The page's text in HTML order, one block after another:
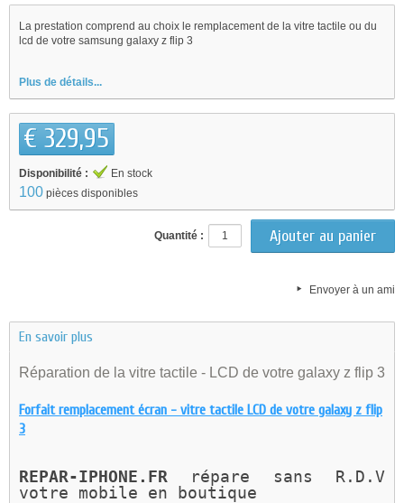
La prestation comprend au choix le remplacement de la vitre tactile ou du
lcd de votre samsung galaxy z flip 3
Plus de détails...
€ 329,95
Disponibilité : En stock
100 pièces disponibles
Quantité :
Envoyer à un ami
En savoir plus
Réparation de la vitre tactile - LCD de votre galaxy z flip 3
Forfait remplacement écran - vitre tactile LCD de votre galaxy z flip
3
REPAR-IPHONE.FR
répare sans R.D.V
votre mobile en boutique